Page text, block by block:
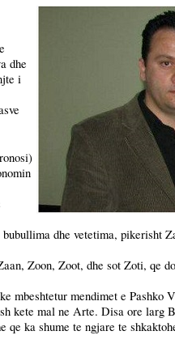
dhe
i
dhe vetetima, pikerisht
Zoon, Zoot, dhe sot Zoti, qe
mbeshtetur mendimet e Pashko
kete mal ne Arte. Disa ore larg
ka shume te ngjare te